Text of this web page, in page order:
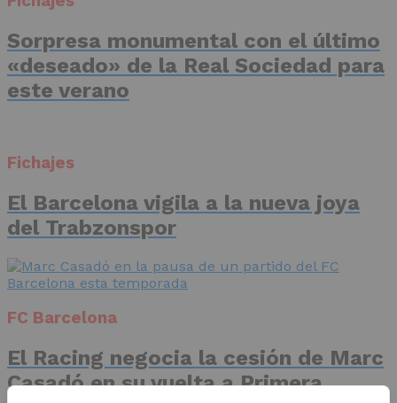
Sorpresa monumental con el último
«deseado» de la Real Sociedad para
este verano
Fichajes
El Barcelona vigila a la nueva joya
del Trabzonspor
FC Barcelona
El Racing negocia la cesión de Marc
Casadó en su vuelta a Primera